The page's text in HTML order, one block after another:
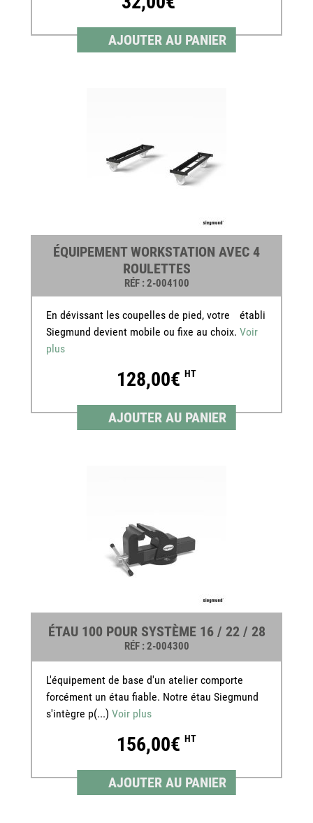
AJOUTER AU PANIER
ÉQUIPEMENT WORKSTATION AVEC 4
ROULETTES
RÉF: 2-004100
En dévissant les coupelles de pied, votre établi
Siegmund devient mobile ou fixe au choix. Voir
plus
128,00€ HT
AJOUTER AU PANIER
ÉTAU 100 POUR SYSTÈME 16 / 22 / 28
RÉF: 2-004300
L'équipement de base d'un atelier comporte
forcément un étau fiable. Notre étau Siegmund
s'intègre p(...) Voir plus
156,00€ HT
AJOUTER AU PANIER